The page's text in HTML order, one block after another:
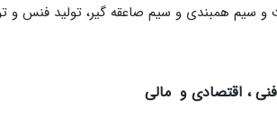
و سیم همبندی و سیم صاعقه گیر، تولید
، اقتصادی و مالی